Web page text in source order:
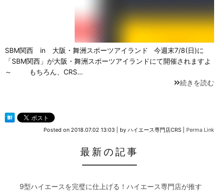
SBM関西 in 大阪・舞洲スポーツアイランド 今週末7/8(日)に
「SBM関西」が大阪・舞洲スポーツアイランドにて開催されますよ
～ もちろん、CRS…
続きを読む
Posted on 2018.07.02 13:03 by ハイエース専門店CRS Perma Link
最新の記事
9型ハイエースを完璧に仕上げる！ハイエース専門店が推す